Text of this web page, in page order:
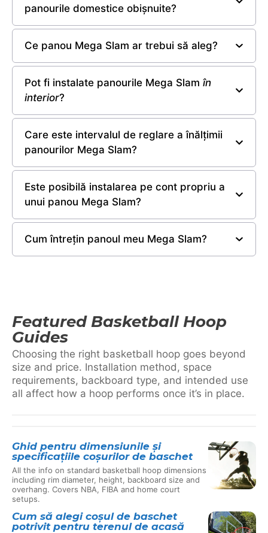
panourile domestice obișnuite?
Ce panou Mega Slam ar trebui să aleg?
Pot fi instalate panourile Mega Slam în
interior?
Care este intervalul de reglare a înălțimii
panourilor Mega Slam?
Este posibilă instalarea pe cont propriu a
unui panou Mega Slam?
Cum întrețin panoul meu Mega Slam?
Featured Basketball Hoop
Guides
Choosing the right basketball hoop goes beyond
size and price. Installation method, space
requirements, backboard type, and intended use
all affect how a hoop performs once it’s in place.
Ghid pentru dimensiunile și
specificațiile coșurilor de baschet
All the info on standard basketball hoop dimensions
including rim diameter, height, backboard size and
overhang. Covers NBA, FIBA and home court
setups.
Cum să alegi coșul de baschet
potrivit pentru terenul de acasă